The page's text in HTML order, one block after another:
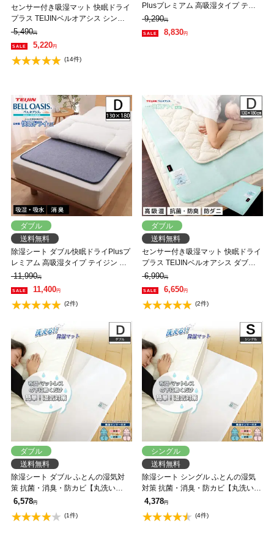
センサー付き吸湿マット 快眠ドライ
プラス TEIJINベルオアシス シング
ル 吸湿シート 吸水マット 湿気 結露
5,490円
5,220円
(14件)
Plusプレミアム 高吸湿タイプ テイ
ジン ベルオアシス増量
9,290円
8,830円
ダブル
送料無料
除湿シート ダブル快眠ドライPlusプ
レミアム 高吸湿タイプ テイジン ベ
ルオアシス増量 センサー付 吸湿マ
11,990円
11,400円
(2件)
ダブル
送料無料
センサー付き吸湿マット 快眠ドライ
プラス TEIJINベルオアシス ダブル
吸湿シート 吸水マット 湿気 結露 防
6,990円
6,650円
(2件)
ダブル
送料無料
除湿シート ダブル ふとんの湿気対
策 抗菌・消臭・防カビ【丸洗い
OK】センサー付き除湿マット 国産
6,578円
(1件)
シングル
送料無料
除湿シート シングル ふとんの湿気
対策 抗菌・消臭・防カビ【丸洗い
OK】センサー付き除湿マット 国産
4,378円
(4件)